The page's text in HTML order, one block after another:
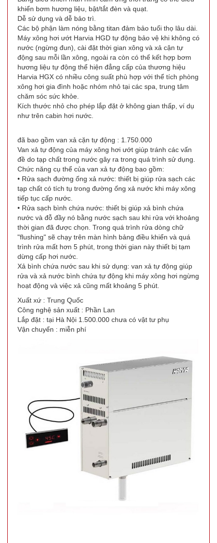
khiển bơm hương liệu, bật/tắt đèn và quạt.
Dễ sử dụng và dễ bảo trì.
Các bộ phận làm nóng bằng titan đảm bảo tuổi thọ lâu dài.
Máy xông hơi ướt Harvia HGD tự động bảo vệ khi không có
nước (ngừng đun), cài đặt thời gian xông và xả cận tự
động sau mỗi lần xông, ngoài ra còn có thể kết hợp bơm
hương liệu tự động thể hiện đẳng cấp của thương hiệu
Harvia HGX có nhiều công suất phù hợp với thể tích phòng
xông hơi gia đình hoặc nhóm nhỏ tại các spa, trung tâm
chăm sóc sức khỏe.
Kích thước nhỏ cho phép lắp đặt ở không gian thấp, ví dụ
như trên cabin hơi nước.
đã bao gồm van xả cặn tự động : 1.750.000
Van xả tự động của máy xông hơi ướt giúp tránh các vấn
đề do tạp chất trong nước gây ra trong quá trình sử dụng.
Chức năng cụ thể của van xả tự động bao gồm:
• Rửa sạch đường ống xả nước: thiết bị giúp rửa sạch các
tạp chất có tích tụ trong đường ống xả nước khi máy xông
tiếp tục cấp nước.
• Rửa sạch bình chứa nước: thiết bị giúp xả bình chứa
nước và đỗ đầy nó bằng nước sạch sau khi rửa với khoảng
thời gian đã được chọn. Trong quá trình rửa dòng chữ
"flushing" sẽ chạy trên màn hình bảng điều khiển và quá
trình rửa mất hơn 5 phút, trong thời gian này thiết bị tạm
dừng cấp hơi nước.
Xả bình chứa nước sau khi sử dụng: van xả tự động giúp
rửa và xả nước bình chứa tự động khi máy xông hơi ngừng
hoạt động và việc xả cũng mất khoảng 5 phút.
Xuất xứ : Trung Quốc
Công nghệ sản xuất : Phần Lan
Lắp đặt : tại Hà Nội 1.500.000 chưa có vật tư phụ
Vận chuyển : miễn phí